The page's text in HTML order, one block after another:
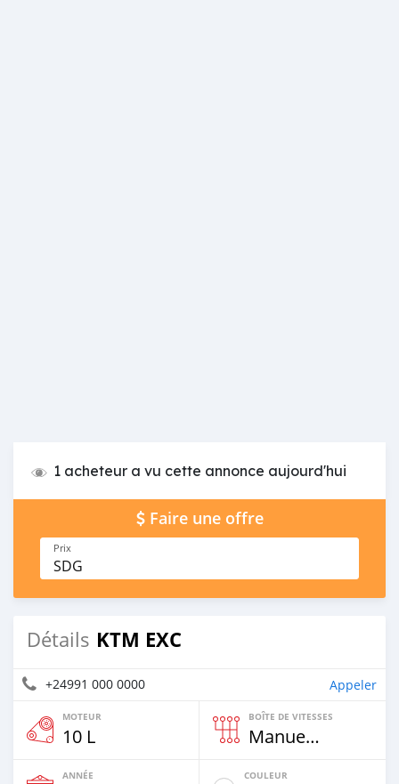
1 acheteur a vu cette annonce aujourd'hui
Faire une offre
Prix
SDG
Détails KTM EXC
+24991 000 0000 Appeler
MOTEUR
10 L
BOÎTE DE VITESSES
Manuelle
ANNÉE COULEUR